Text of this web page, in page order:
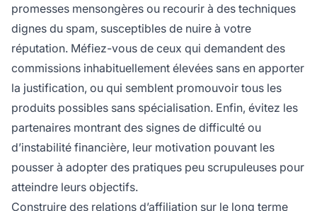
promesses mensongères ou recourir à des techniques
dignes du spam, susceptibles de nuire à votre
réputation. Méfiez-vous de ceux qui demandent des
commissions inhabituellement élevées sans en apporter
la justification, ou qui semblent promouvoir tous les
produits possibles sans spécialisation. Enfin, évitez les
partenaires montrant des signes de difficulté ou
d’instabilité financière, leur motivation pouvant les
pousser à adopter des pratiques peu scrupuleuses pour
atteindre leurs objectifs.
Construire des relations d’affiliation sur le long terme